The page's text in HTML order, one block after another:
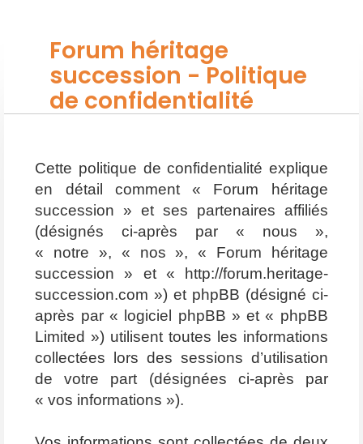
Forum héritage
succession - Politique
de confidentialité
Cette politique de confidentialité explique
en détail comment « Forum héritage
succession » et ses partenaires affiliés
(désignés ci-après par « nous »,
« notre », « nos », « Forum héritage
succession » et « http://forum.heritage-
succession.com ») et phpBB (désigné ci-
après par « logiciel phpBB » et « phpBB
Limited ») utilisent toutes les informations
collectées lors des sessions d’utilisation
de votre part (désignées ci-après par
« vos informations »).